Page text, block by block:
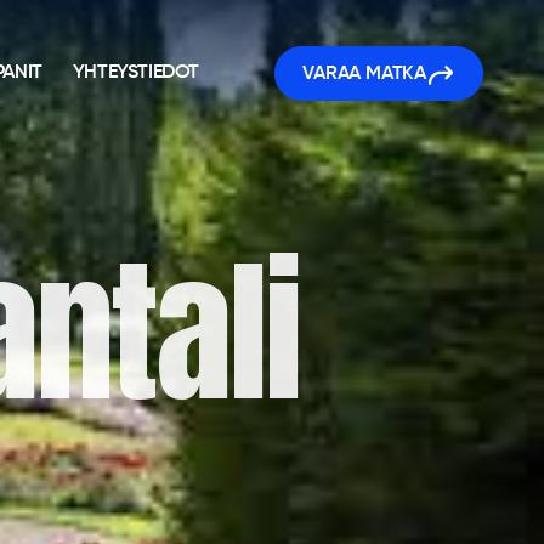
YHTEYSTIEDOT VARAA MATKA